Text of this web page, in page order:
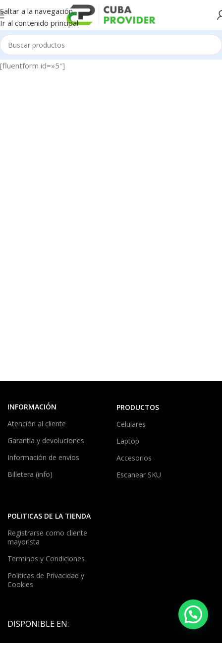
Saltar a la navegación
Ir al contenido principal
[fluentform id=»5″]
INFORMACIÓN
Atención al cliente
Garantía y devoluciones
Información de envíos
Billetera (info)
PRODUCTOS
Celulares
Laptop
Accesorios
Escanear SKU
POLITICAS DE LA TIENDA
Registrarse como cliente
mayorista
Terminos y Condiciones
Políticas de Privacidad y
Cookies
DISPONIBLE EN: